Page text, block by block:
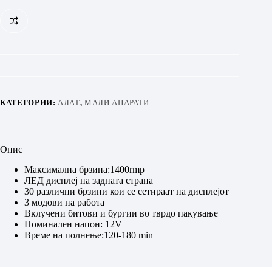
BHR5510GL
КАТЕГОРИИ:АЛАТ,МАЛИ АПАРАТИ
Опис
Максимална брзина:1400rmp
ЛЕД дисплеј на задната страна
30 различни брзини кои се сетираат на дисплејот
3 модови на работа
Вклучени битови и бургии во тврдо пакување
Номинален напон: 12V
Време на полнење:120-180 min